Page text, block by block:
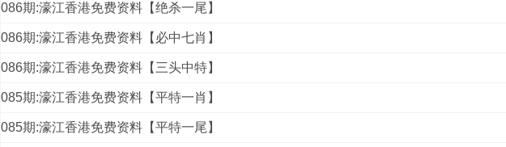
086期:濠江香港免费资料【绝杀一尾】
086期:濠江香港免费资料【必中七肖】
086期:濠江香港免费资料【三头中特】
085期:濠江香港免费资料【平特一肖】
085期:濠江香港免费资料【平特一尾】